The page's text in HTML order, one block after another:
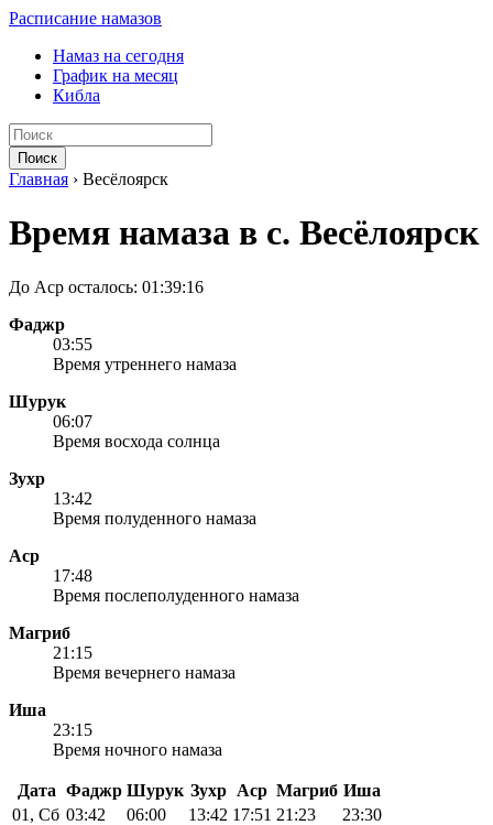
Расписание намазов
Намаз на сегодня
График на месяц
Кибла
Поиск
Главная › Весёлоярск
Время намаза в с. Весёлоярск
До Аср осталось: 01:39:16
Фаджр
03:55
Время утреннего намаза
Шурук
06:07
Время восхода солнца
Зухр
13:42
Время полуденного намаза
Аср
17:48
Время послеполуденного намаза
Магриб
21:15
Время вечернего намаза
Иша
23:15
Время ночного намаза
Дата Фаджр Шурук Зухр Аср Магриб Иша
01, Сб 03:42 06:00 13:42 17:51 21:23
23:30